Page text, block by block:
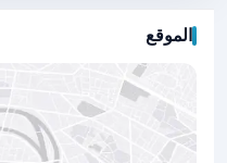
الموقع